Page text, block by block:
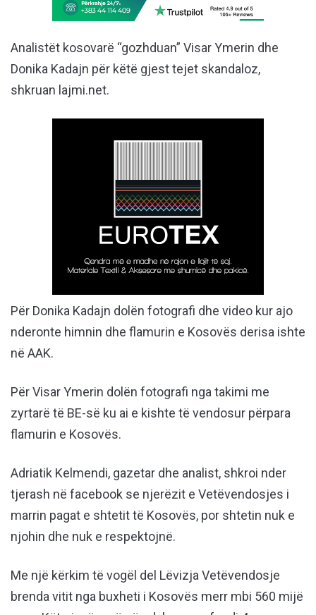
Analistët kosovarë “gozhduan” Visar Ymerin dhe
Donika Kadajn për këtë gjest tejet skandaloz,
shkruan lajmi.net.
Për Donika Kadajn dolën fotografi dhe video kur ajo
nderonte himnin dhe flamurin e Kosovës derisa ishte
në AAK.
Për Visar Ymerin dolën fotografi nga takimi me
zyrtarë të BE-së ku ai e kishte të vendosur përpara
flamurin e Kosovës.
Adriatik Kelmendi, gazetar dhe analist, shkroi nder
tjerash në facebook se njerëzit e Vetëvendosjes i
marrin pagat e shtetit të Kosovës, por shtetin nuk e
njohin dhe nuk e respektojnë.
Me një kërkim të vogël del Lëvizja Vetëvendosje
brenda vitit nga buxheti i Kosovës merr mbi 560 mijë